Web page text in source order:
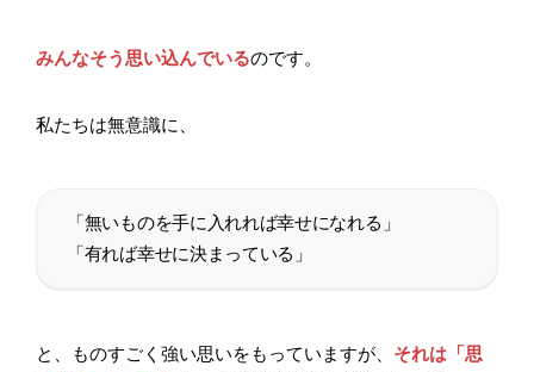
みんなそう思い込んでいるのです。
私たちは無意識に、
「無いものを手に入れれば幸せになれる」
「有れば幸せに決まっている」
と、ものすごく強い思いをもっていますが、 それは「思